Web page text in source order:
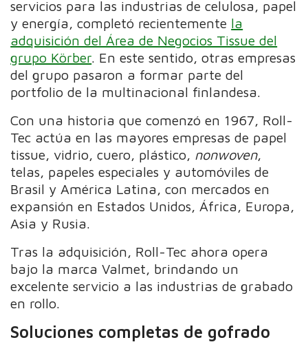
servicios para las industrias de celulosa, papel
y energía, completó recientemente la
adquisición del Área de Negocios Tissue del
grupo Körber. En este sentido, otras empresas
del grupo pasaron a formar parte del
portfolio de la multinacional finlandesa.
Con una historia que comenzó en 1967, Roll-
Tec actúa en las mayores empresas de papel
tissue, vidrio, cuero, plástico, nonwoven,
telas, papeles especiales y automóviles de
Brasil y América Latina, con mercados en
expansión en Estados Unidos, África, Europa,
Asia y Rusia.
Tras la adquisición, Roll-Tec ahora opera
bajo la marca Valmet, brindando un
excelente servicio a las industrias de grabado
en rollo.
Soluciones completas de gofrado